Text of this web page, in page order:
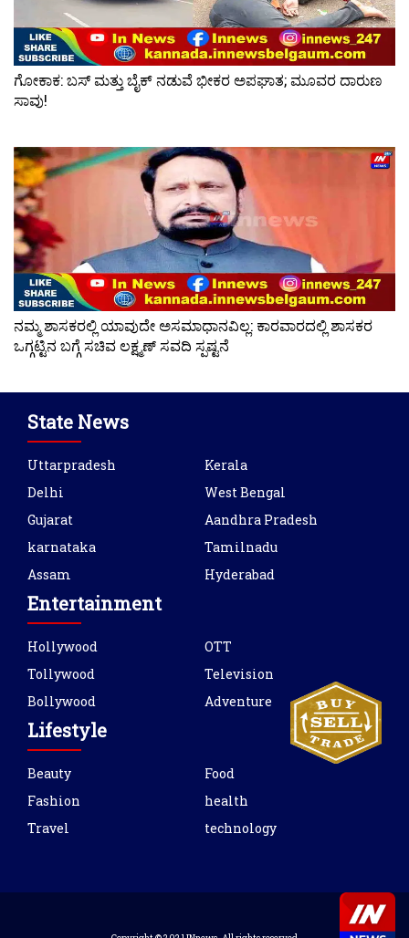
ಗೋಕಾಕ: ಬಸ್ ಮತ್ತು ಬೈಕ್ ನಡುವೆ ಭೀಕರ ಅಪಘಾತ; ಮೂವರ ದಾರುಣ
ಸಾವು!
ನಮ್ಮ ಶಾಸಕರಲ್ಲಿ ಯಾವುದೇ ಅಸಮಾಧಾನವಿಲ್ಲ: ಕಾರವಾರದಲ್ಲಿ ಶಾಸಕರ
ಒಗ್ಗಟ್ಟಿನ ಬಗ್ಗೆ ಸಚಿವ ಲಕ್ಷ್ಮಣ್ ಸವದಿ ಸ್ಪಷ್ಟನೆ
State News
Uttarpradesh
Delhi
Gujarat
karnataka
Assam
Kerala
West Bengal
Aandhra Pradesh
Tamilnadu
Hyderabad
Entertainment
Hollywood
Tollywood
Bollywood
OTT
Television
Adventure
Lifestyle
Beauty
Fashion
Travel
Food
health
technology